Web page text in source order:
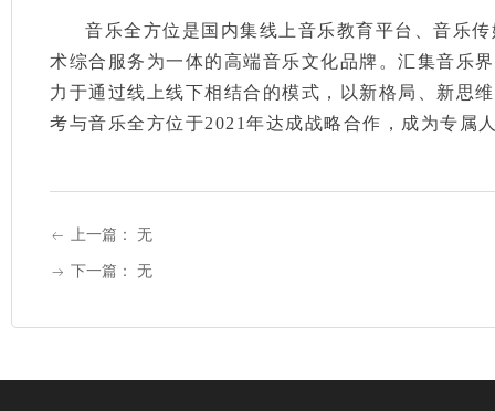
音乐全方位是国内集线上音乐教育平台、音乐
术综合服务为一体的高端音乐文化品牌。汇集音乐
力于通过线上线下相结合的模式，以新格局、新思
考与音乐全方位于2021年达成战略合作，成为专属
ꂃ 上一篇： 无
ꁹ 下一篇： 无